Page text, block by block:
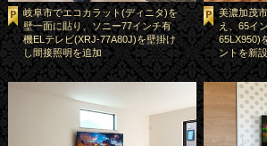
岐阜市でエコカラット(ディニタ)を
壁一面に貼り、ソニー77インチ有
機ELテレビ(XRJ-77A80J)を壁掛け
し間接照明を追加
美濃加茂
え、65イ
65LX950)
ントを新設